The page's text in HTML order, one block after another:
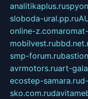
analitikaplus.ru
sloboda-ural.pp.ru
online-z.com
mobilvest.ru
smp-forum.ru
avrmotors.ruart-
ecostep-samara.ru
sko.com.ru